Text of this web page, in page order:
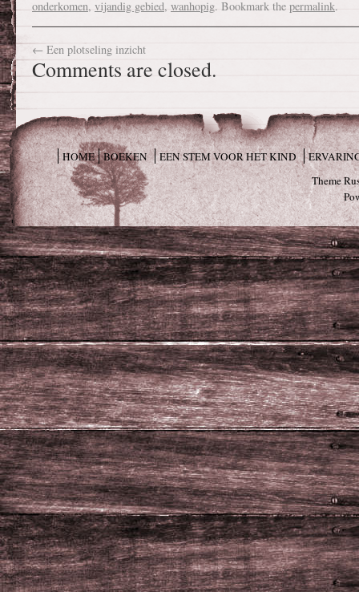
onderkomen, vijandig gebied, wanhopig. Bookmark the permalink.
← Een plotseling inzicht
Comments are closed.
HOME BOEKEN EEN STEM VOOR HET KIND
Theme